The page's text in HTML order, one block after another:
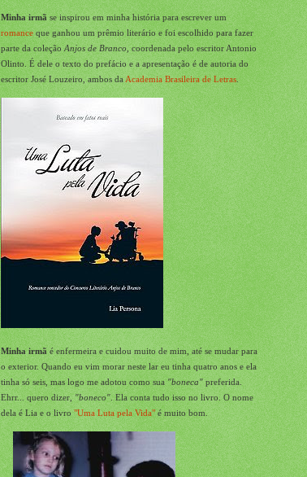
Minha irmãse inspirou em minha história para escrever um
romanceque ganhou um prêmio literário e foi escolhido para fazer
parte da coleçãoAnjos de Branco, coordenada pelo escritor Antonio
Olinto. É dele o texto do prefácio e a apresentação é de autoria do
escritor José Louzeiro, ambos da Academia Brasileira de Letras
Minha irmãé enfermeira e cuidou muito de mim, até se mudar para
o exterior. Quando eu vim morar neste lar eu tinha quatro anos e ela
tinha só seis, mas logo me adotou como sua"boneca"preferida.
Ehrr... quero dizer, "boneco". Ela conta tudo isso no livro. O nome
dela é Lia e o livro"Uma Luta pela Vida"é muito bom.